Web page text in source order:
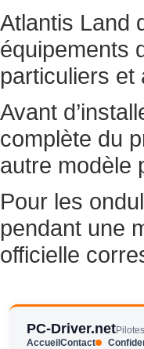
Atlantis Land
équipements
particuliers et
Avant
complète du
autre modèle
Pour les
pendant une
officielle
PC-Driver.net
AccueilContact